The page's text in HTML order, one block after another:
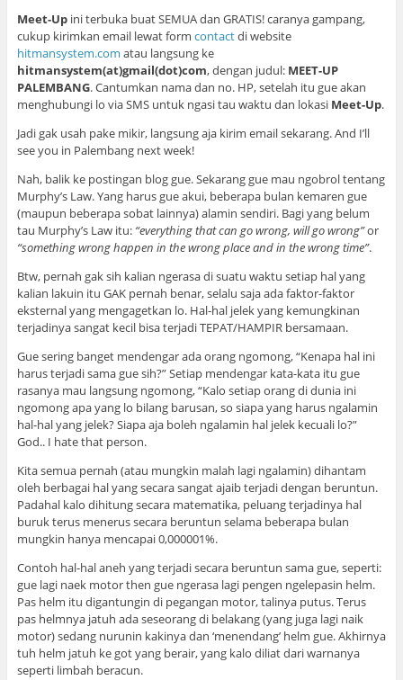
Meet-Upini terbuka buat SEMUA dan GRATIS! caranya gampang,
cukup kirimkan email lewat form contactdi website
hitmansystem.com atau langsung ke
hitmansystem(at)gmail(dot)com, dengan judul: MEET-UP
PALEMBANG. Cantumkan nama dan no. HP, setelah itu gue akan
menghubungi lo via SMS untuk ngasi tau waktu dan lokasi Meet-Up.
Jadi gak usah pake mikir, langsung aja kirim email sekarang. And I’ll
see you in Palembang next week!
Nah, balik ke postingan blog gue. Sekarang gue mau ngobrol tentang
Murphy’s Law. Yang harus gue akui, beberapa bulan kemaren gue
(maupun beberapa sobat lainnya) alamin sendiri. Bagi yang belum
tau Murphy’s Law itu: “everything that can go wrong, will go wrong”or
“something wrong happen in the wrong place and in the wrong time”.
Btw, pernah gak sih kalian ngerasa di suatu waktu setiap hal yang
kalian lakuin itu GAK pernah benar, selalu saja ada faktor-faktor
eksternal yang mengagetkan lo. Hal-hal jelek yang kemungkinan
terjadinya sangat kecil bisa terjadi TEPAT/HAMPIR bersamaan.
Gue sering banget mendengar ada orang ngomong, “Kenapa hal ini
harus terjadi sama gue sih?” Setiap mendengar kata-kata itu gue
rasanya mau langsung ngomong, “Kalo setiap orang di dunia ini
ngomong apa yang lo bilang barusan, so siapa yang harus ngalamin
hal-hal yang jelek? Siapa aja boleh ngalamin hal jelek kecuali lo?”
God.. I hate that person.
Kita semua pernah (atau mungkin malah lagi ngalamin) dihantam
oleh berbagai hal yang secara sangat ajaib terjadi dengan beruntun.
Padahal kalo dihitung secara matematika, peluang terjadinya hal
buruk terus menerus secara beruntun selama beberapa bulan
mungkin hanya mencapai 0,000001%.
Contoh hal-hal aneh yang terjadi secara beruntun sama gue, seperti:
gue lagi naek motor then gue ngerasa lagi pengen ngelepasin helm.
Pas helm itu digantungin di pegangan motor, talinya putus. Terus
pas helmnya jatuh ada seseorang di belakang (yang juga lagi naik
motor) sedang nurunin kakinya dan ‘menendang’ helm gue. Akhirnya
tuh helm jatuh ke got yang berair, yang kalo diliat dari warnanya
seperti limbah beracun.